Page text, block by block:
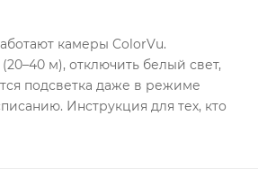
камеры ColorVu.
м), отключить белый свет,
подсветка даже в режиме
Инструкция для тех, кто